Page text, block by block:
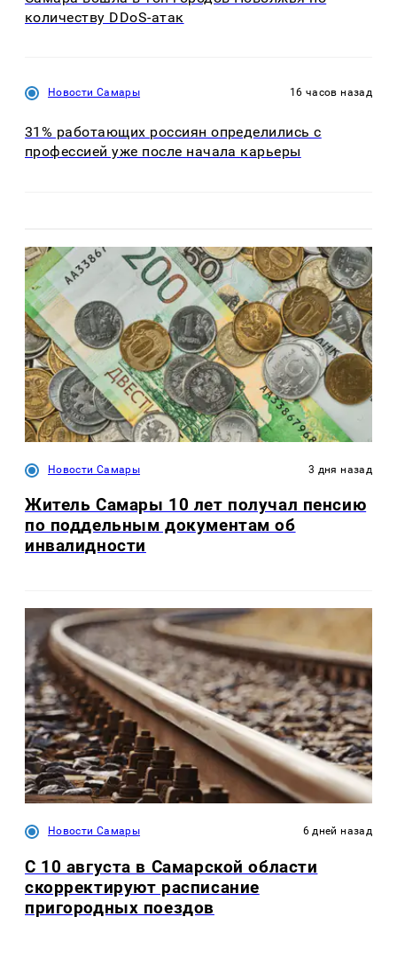
количеству DDoS-атак
Новости Самары 16 часов назад
31% работающих россиян определились с
профессией уже после начала карьеры
Новости Самары 3 дня назад
Житель Самары 10 лет получал пенсию
по поддельным документам об
инвалидности
Новости Самары 6 дней назад
С 10 августа в Самарской области
скорректируют расписание
пригородных поездов